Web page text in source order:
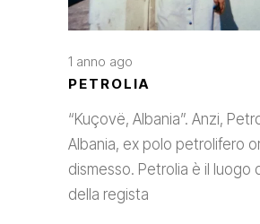
1 anno ago
PETROLIA
“Kuçovë, Albania”. Anzi,
Albania, ex polo petrolifero
dismesso. Petrolia è il luogo
della regista